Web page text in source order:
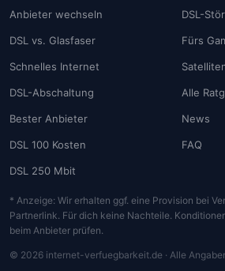
Anbieter wechseln
DSL vs. Glasfaser
Schnelles Internet
DSL-Abschaltung
Bester Anbieter
DSL 100 Kosten
DSL 250 Mbit
DSL-
Fürs
Alle
News
FAQ
* Anzeige: Wir erhalten ggf. eine Provision bei
Partnerlink. Für dich keine Nachteile.
beim Anbieter prüfen.
© 2026 internet-verfuegbarkeit.de · Alle